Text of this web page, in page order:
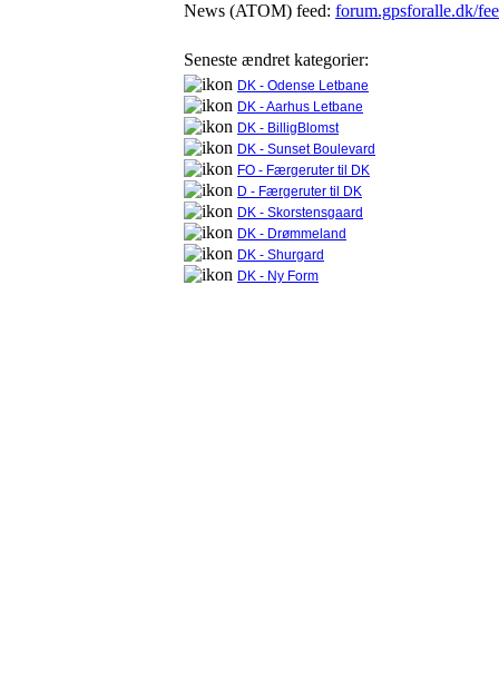
News (ATOM) feed: forum.gpsforalle.dk/
Seneste ændret kategorier:
DK - Odense Letbane
DK - Aarhus Letbane
DK - BilligBlomst
DK - Sunset Boulevard
FO - Færgeruter til DK
D - Færgeruter til DK
DK - Skorstensgaard
DK - Drømmeland
DK - Shurgard
DK - Ny Form